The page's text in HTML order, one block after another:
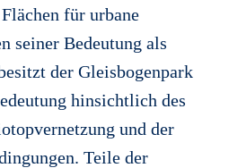
für urbane
seiner Bedeutung als
der Gleisbogenpark
hinsichtlich des
und der
Teile der